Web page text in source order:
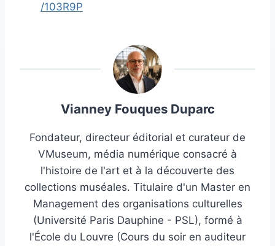
/103R9P
Vianney Fouques Duparc
Fondateur, directeur éditorial et curateur de
VMuseum, média numérique consacré à
l'histoire de l'art et à la découverte des
collections muséales. Titulaire d'un Master en
Management des organisations culturelles
(Université Paris Dauphine - PSL), formé à
l'École du Louvre (Cours du soir en auditeur